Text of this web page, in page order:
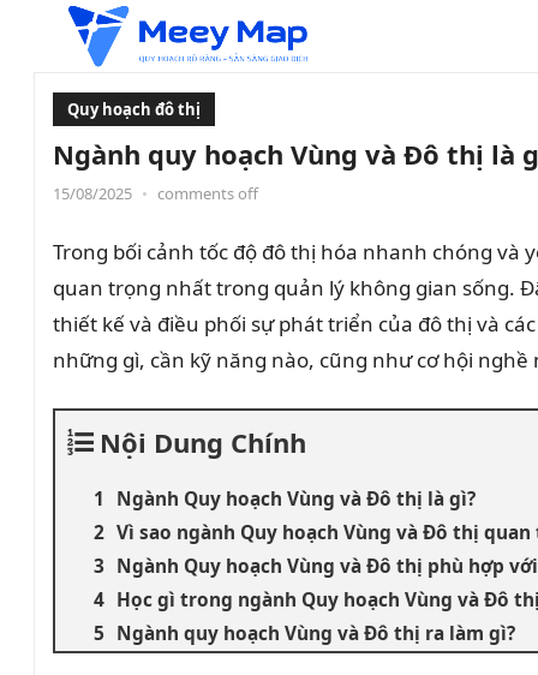
Quy hoạch đô thị
Ngành quy hoạch Vùng và Đô thị là
15/08/2025 • comments off
Trong bối cảnh tốc độ đô thị hóa nhanh chóng
quan trọng nhất trong quản lý không gian sống.
thiết kế và điều phối sự phát triển của đô thị và
những gì, cần kỹ năng nào, cũng như cơ hội
Nội Dung Chính
Ngành Quy hoạch Vùng và Đô thị là gì?
Vì sao ngành Quy hoạch Vùng và Đô thị quan
Ngành Quy hoạch Vùng và Đô thị phù hợp
Học gì trong ngành Quy hoạch Vùng và Đô
Ngành quy hoạch Vùng và Đô thị ra làm gì?